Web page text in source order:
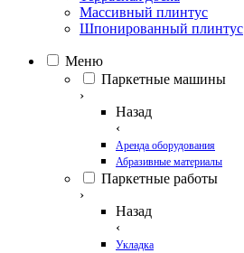
Массивный плинтус
Шпонированный плинтус
Меню
Паркетные машины
›
Назад
‹
Аренда оборудования
Абразивные материалы
Паркетные работы
›
Назад
‹
Укладка